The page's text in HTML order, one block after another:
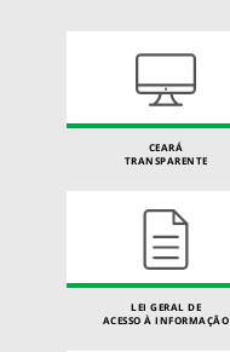
CEARÁ
TRANSPARENTE
LEI GERAL DE
ACESSO À INFORMAÇÃO